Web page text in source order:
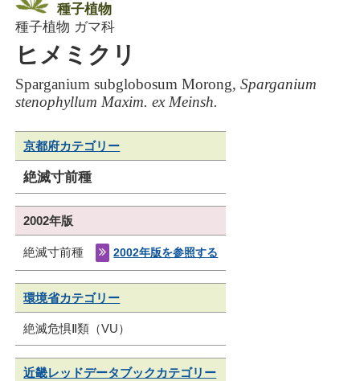
種子植物
種子植物 ガマ科
ヒメミクリ
Sparganium subglobosum Morong,Sparganium
stenophyllum Maxim. ex Meinsh.
京都府カテゴリー
絶滅寸前種
2002年版
絶滅寸前種 2002年版を参照する
環境省カテゴリー
絶滅危惧Ⅱ類（VU）
近畿レッドデータブックカテゴリー